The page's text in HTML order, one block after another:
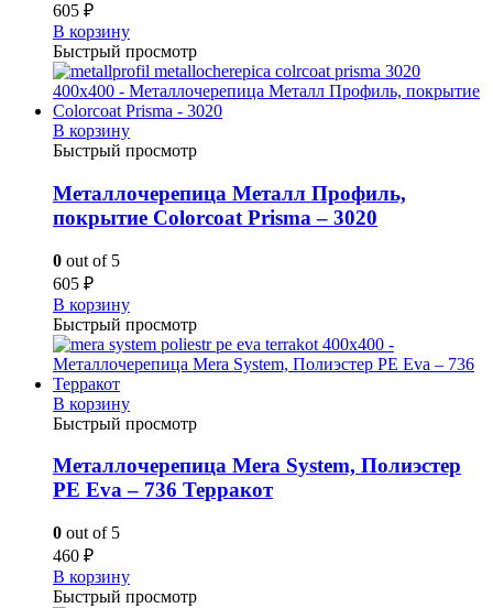
605 ₽
В корзину
Быстрый просмотр
В корзину
Быстрый просмотр
Металлочерепица Металл Профиль,
покрытие Colorcoat Prisma – 3020
0 out of 5
605 ₽
В корзину
Быстрый просмотр
В корзину
Быстрый просмотр
Металлочерепица Mera System, Полиэстер
PE Eva – 736 Терракот
0 out of 5
460 ₽
В корзину
Быстрый просмотр